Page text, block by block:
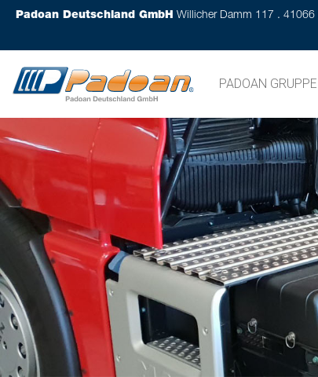
Padoan Deutschland GmbH Willicher Damm 117 . 41066
PADOAN GRUPPE